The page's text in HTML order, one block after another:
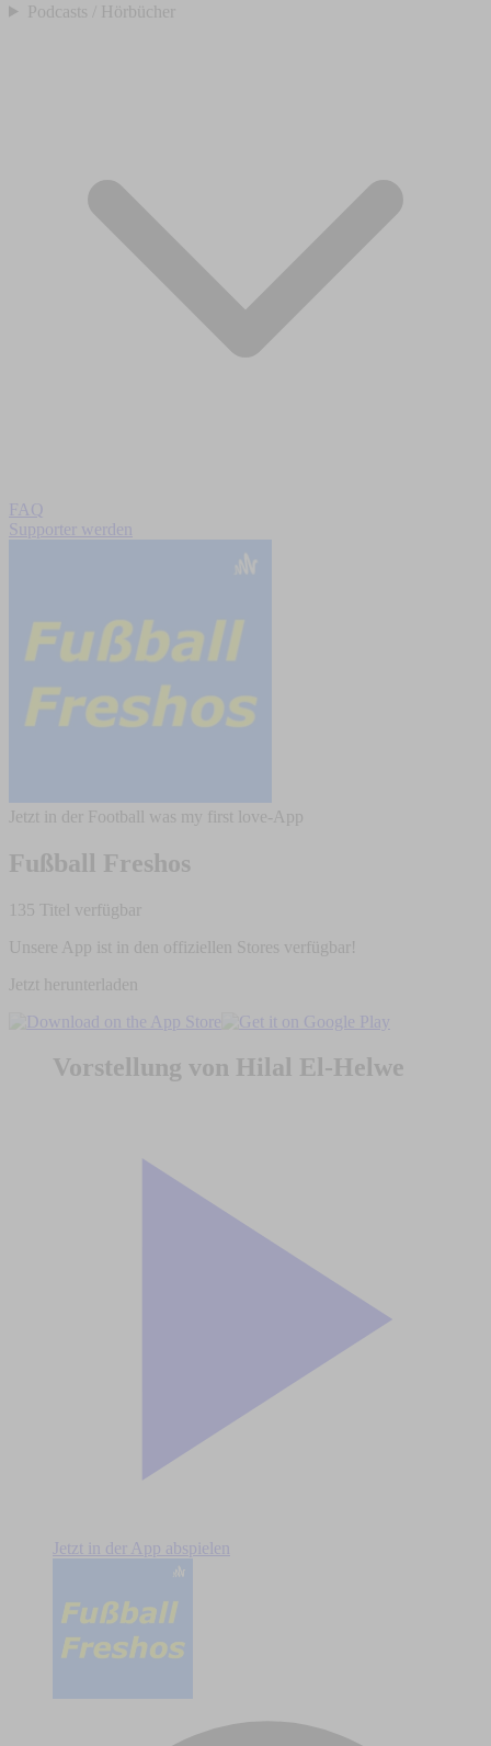
Podcasts / Hörbücher
FAQ
Supporter werden
Jetzt in der Football was my first love-App
Fußball Freshos
135 Titel verfügbar
Unsere App ist in den offiziellen Stores verfügbar!
Jetzt herunterladen
Vorstellung von Hilal El-Helwe
Jetzt in der App abspielen